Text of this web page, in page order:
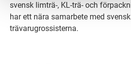
svensk limträ-, KL-trä- och
har ett nära samarbete med
trävarugrossisterna.